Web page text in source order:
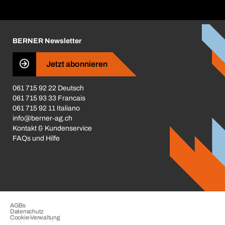
Business Conduct
BERNER Newsletter
Jetzt abonnieren
061 715 92 22 Deutsch
061 715 93 33 Francais
061 715 92 11 Italiano
info@berner-ag.ch
Kontakt & Kundenservice
FAQs und Hilfe
AGBs
Datenschutz
Cookie-Verwaltung
Beschwerdeverfahren